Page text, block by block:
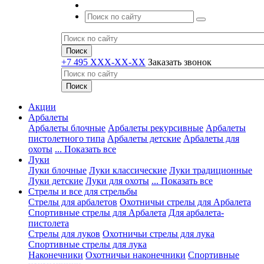
+7 495 XXX-XX-XX Заказать звонок
Акции
Арбалеты
Арбалеты блочные Арбалеты рекурсивные Арбалеты
пистолетного типа Арбалеты детские Арбалеты для
охоты ... Показать все
Луки
Луки блочные Луки классические Луки традиционные
Луки детские Луки для охоты ... Показать все
Стрелы и все для стрельбы
Стрелы для арбалетов Охотничьи стрелы для Арбалета
Спортивные стрелы для Арбалета Для арбалета-
пистолета
Стрелы для луков Охотничьи стрелы для лука
Спортивные стрелы для лука
Наконечники Охотничьи наконечники Спортивные